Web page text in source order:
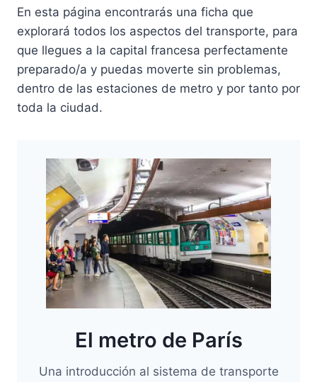
En esta página encontrarás una ficha que
explorará todos los aspectos del transporte, para
que llegues a la capital francesa perfectamente
preparado/a y puedas moverte sin problemas,
dentro de las estaciones de metro y por tanto por
toda la ciudad.
El metro de París
Una introducción al sistema de transporte